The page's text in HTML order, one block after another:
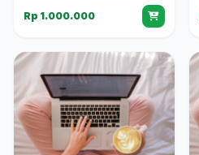
Rp 1.000.000